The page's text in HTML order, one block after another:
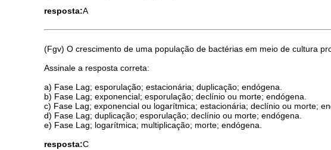
resposta:A
(Fgv) O crescimento de uma população de bactérias em meio de cultura
Assinale a resposta correta:
a) Fase Lag; esporulação; estacionária; duplicação; endógena.
b) Fase Lag; exponencial; esporulação; declínio ou morte; endógena.
c) Fase Lag; exponencial ou logarítmica; estacionária; declínio ou morte;
d) Fase Lag; duplicação; esporulação; declínio ou morte; endógena.
e) Fase Lag; logarítmica; multiplicação; morte; endógena.
resposta:C